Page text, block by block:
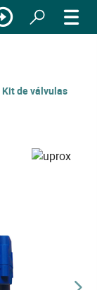
de válvulas